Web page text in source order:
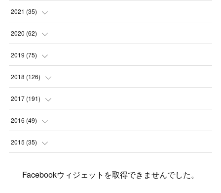
(2
(3
(2
(1)
(5)
(8)
(4
(3
(3
(8)
(6)
(7
(11 )
(8
(1)
(3)
2021 (35)
(5
(7
(5)
(3)
(3)
2020 (62)
(6
(9)
(7)
(4
(6)
2019 (75)
(1)
(2)
(6
(7
(15)
2018 (126)
(6)
(12 )
(7
2017 (191)
(12 )
(11 )
2016 (49)
(2
2015 (35)
Facebookウィジェットを取得できませんでした。